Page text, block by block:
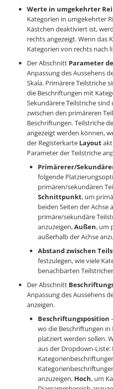
Werte in umgekehrter
Kategorien in umgekehrter
Kästchen deaktiviert ist,
rechts angezeigt. Wenn das
Kategorien von rechts nach
Der Abschnitt Parameter
Anpassung des Aussehens
Skala. Primärere Teilstriche
die Beschriftungen mit
Sekundärere Teilstriche
zwischen den primäreren
Beschriftungen. Teilstriche
angezeigt werden können,
der Registerkarte Layout
Parameter der Teilstriche
Primärerer/
folgende
primären/sekundären
Schnittpunkt, um
beiden Seiten der Achse
primäre/sekundäre
anzuzeigen,Außen, um
außerhalb der Achse
Abstand zwischen
festzulegen, wie viele
benachbarten
Der Abschnitt
Anpassung des Aussehens
anzeigen.
Beschriftungsposition
wo die Beschriftungen in
platziert werden sollen.
aus der Dropdown-Liste:
anzuzeigen, Hoch, um